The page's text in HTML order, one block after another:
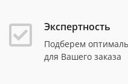
Экспертность
Подберем
для Вашего заказа